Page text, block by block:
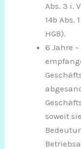
Abs. 3 i.
14b Abs.
HGB).
6 Jahre
soweit